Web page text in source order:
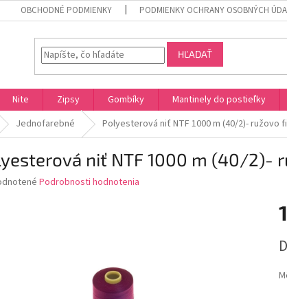
OBCHODNÉ PODMIENKY PODMIENKY OCHRANY OSOBNÝCH
HĽADAŤ
Nite Zipsy Gombíky Mantinely do postieľky
Jednofarebné Polyesterová niť NTF 1000 m (40/2)- ružovo
niť NTF 1000 m (40/2)-
Podrobnosti hodnotenia